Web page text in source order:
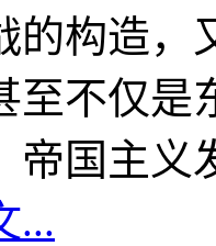
的构造，
至不仅是
帝国主义
...